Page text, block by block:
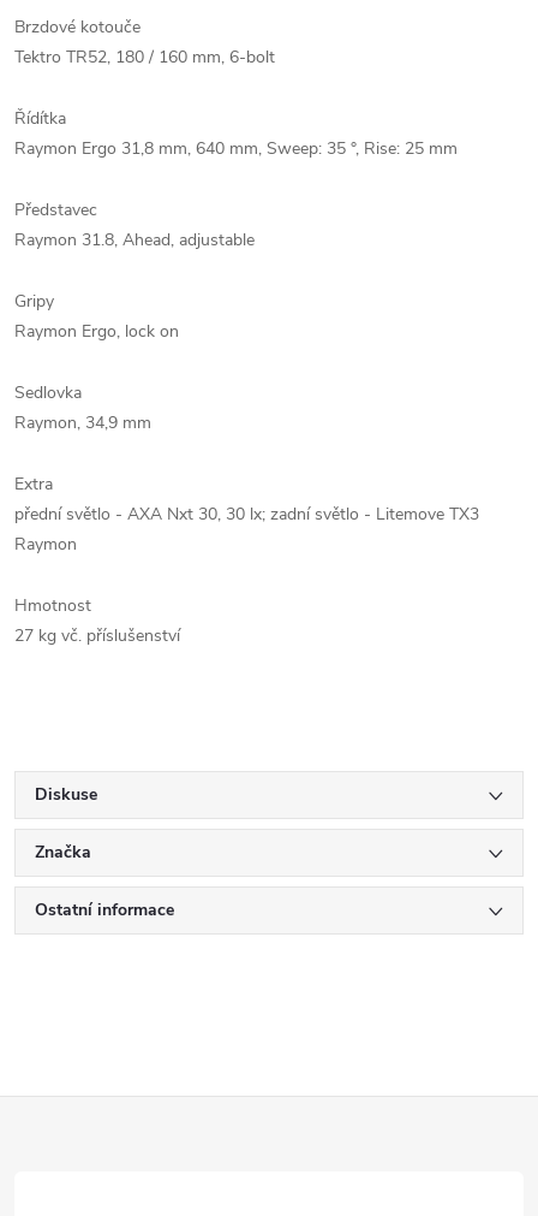
Brzdové kotouče
Tektro TR52, 180 / 160 mm, 6-bolt
Řídítka
Raymon Ergo 31,8 mm, 640 mm, Sweep: 35 °, Rise: 25 mm
Představec
Raymon 31.8, Ahead, adjustable
Gripy
Raymon Ergo, lock on
Sedlovka
Raymon, 34,9 mm
Extra
přední světlo - AXA Nxt 30, 30 lx; zadní světlo - Litemove TX3
Raymon
Hmotnost
27 kg vč. příslušenství
Diskuse
Značka
Ostatní informace